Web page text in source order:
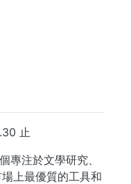
止
注於文學研究、
上最優質的工具和